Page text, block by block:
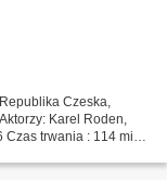
Czeska,
Karel Roden,
Czas trwania : 114 min